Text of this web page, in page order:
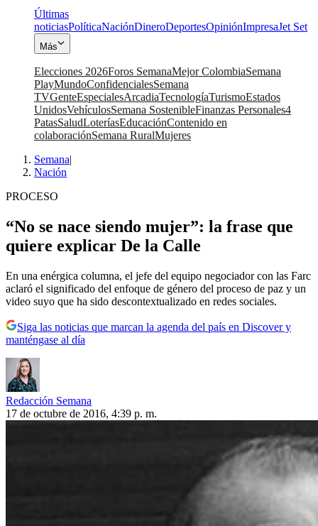
Últimas
noticiasPolíticaNaciónDineroDeportesOpiniónImpresaJet Set
Más
Elecciones 2026Foros SemanaMejor ColombiaSemana
PlayMundoConfidencialesSemana
TVGenteEspecialesArcadiaTecnologíaTurismoEstados
UnidosVehículosSemana SostenibleFinanzas Personales4
PatasSaludLoteríasEducaciónContenido en
colaboraciónSemana RuralMujeres
Semana|
Nación
PROCESO
“No se nace siendo mujer”: la frase que
quiere explicar De la Calle
En una enérgica columna, el jefe del equipo negociador con las Farc
aclaró el significado del enfoque de género del proceso de paz y un
video suyo que ha sido descontextualizado en redes sociales.
Siga las noticias que marcan la agenda del país en Discover y
manténgase al día
Redacción Semana
17 de octubre de 2016, 4:39 p. m.